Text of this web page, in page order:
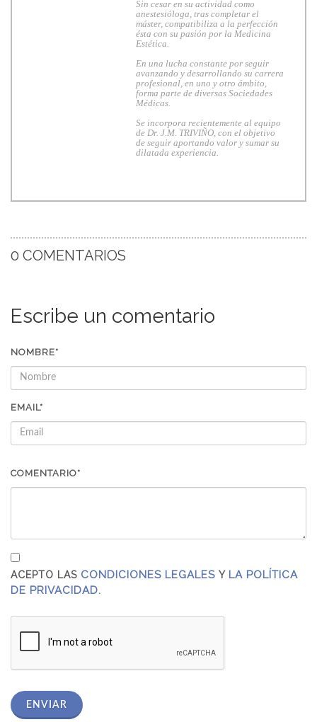
Sin cesar en su actividad como
anestesióloga, tras completar el
máster, compatibiliza a la perfección
ésta con su pasión por la Medicina
Estética.
En una lucha constante por seguir
avanzando y desarrollando su carrera
profesional, en uno y otro ámbito,
forma parte de diversas Sociedades
Médicas.
Se incorpora recientemente al equipo
de Dr. J.M. TRIVIÑO, con el objetivo
de seguir aportando valor y sumar su
dilatada experiencia.
0 COMENTARIOS
Escribe un comentario
NOMBRE*
EMAIL*
COMENTARIO*
ACEPTO LAS CONDICIONES LEGALES Y LA POLÍTICA
DE PRIVACIDAD.
ENVIAR